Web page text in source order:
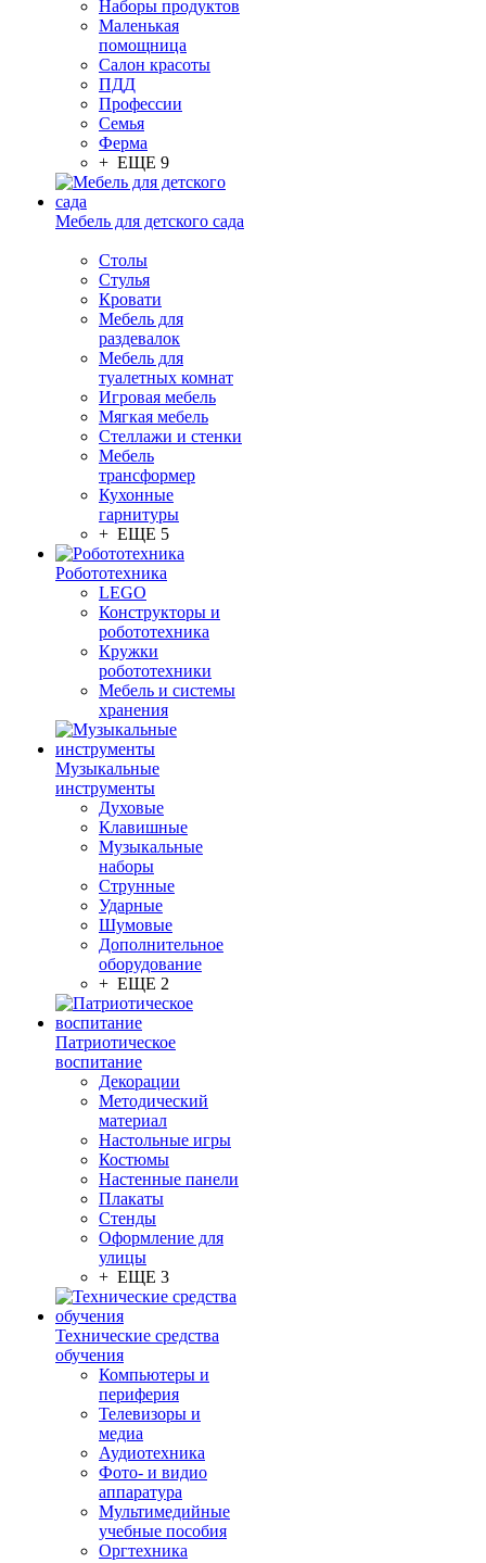
Наборы продуктов
Маленькая
помощница
Салон красоты
ПДД
Профессии
Семья
Ферма
+ ЕЩЕ 9
Мебель для детского сада
Столы
Cтулья
Кровати
Мебель для
раздевалок
Мебель для
туалетных комнат
Игровая мебель
Мягкая мебель
Стеллажи и стенки
Мебель
трансформер
Кухонные
гарнитуры
+ ЕЩЕ 5
Робототехника
LEGO
Конструкторы и
робототехника
Кружки
робототехники
Мебель и системы
хранения
Музыкальные
инструменты
Духовые
Клавишные
Музыкальные
наборы
Струнные
Ударные
Шумовые
Дополнительное
оборудование
+ ЕЩЕ 2
Патриотическое
воспитание
Декорации
Методический
материал
Настольные игры
Костюмы
Настенные панели
Плакаты
Стенды
Оформление для
улицы
+ ЕЩЕ 3
Технические средства
обучения
Компьютеры и
периферия
Телевизоры и
медиа
Аудиотехника
Фото- и видио
аппаратура
Мультимедийные
учебные пособия
Оргтехника